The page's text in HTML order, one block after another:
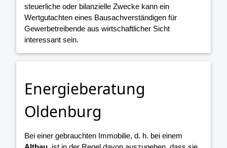
steuerliche oder bilanzielle Zwecke kann ein
Wertgutachten eines Bausachverständigen für
Gewerbetreibende aus wirtschaftlicher Sicht
interessant sein.
Energieberatung
Oldenburg
Bei einer gebrauchten Immobilie, d. h. bei einem